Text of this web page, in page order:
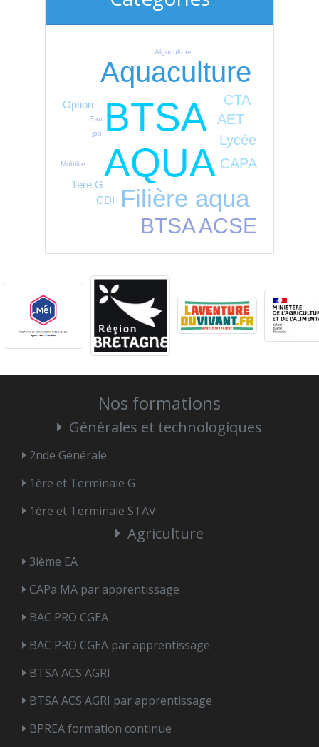
BTSA
AQUA
Aquaculture
Filière aqua
BTSA ACSE
Lycée
AET
CAPA
CTA
Option
CDI
1ère G
Algoculture
Eau
Mobilité
jpo
Nos formations
Générales et technologiques
2nde Générale
1ère et Terminale G
1ère et Terminale STAV
Agriculture
3ième EA
CAPa MA par apprentissage
BAC PRO CGEA
BAC PRO CGEA par apprentissage
BTSA ACS'AGRI
BTSA ACS'AGRI par apprentissage
BPREA formation continue